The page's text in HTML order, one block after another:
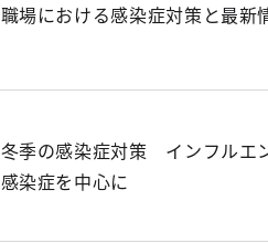
職場における感染症対策と最新
冬季の感染症対策 インフルエ
感染症を中心に